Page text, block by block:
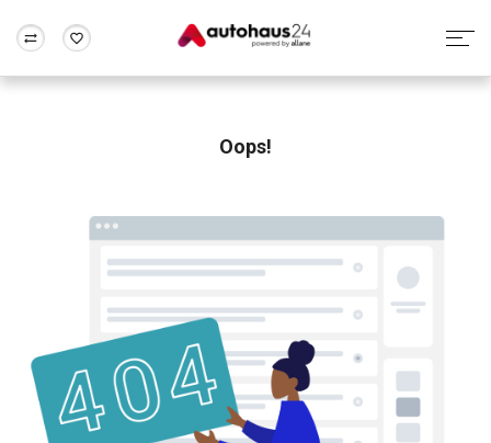
Rund um die Inzahlungnahme
Oops!